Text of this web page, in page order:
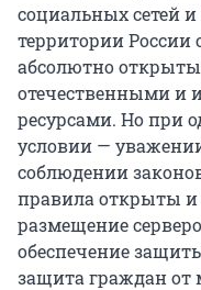
социальных сетей
территории России
абсолютно
отечественными и
ресурсами. Но при
условии —
соблюдении
правила открыты и
размещение
обеспечение
защита граждан от